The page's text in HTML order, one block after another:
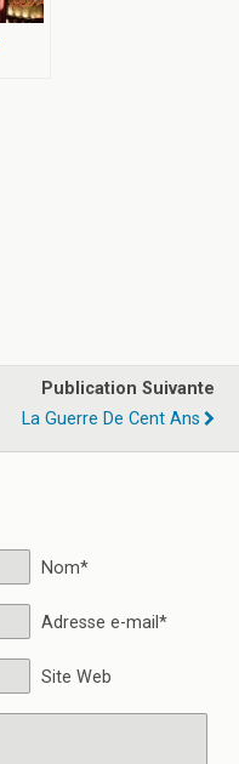
Publication Suivante
La Guerre De Cent Ans
Nom*
Adresse e-mail*
Site Web